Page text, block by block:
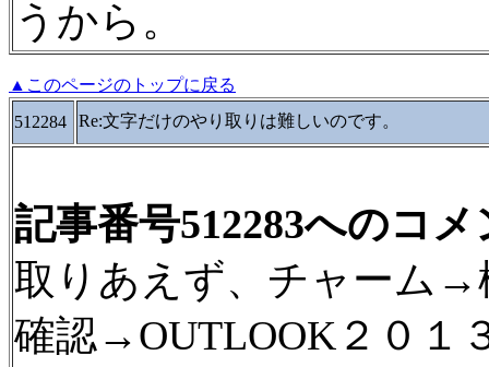
うから。
▲このページのトップに戻る
512284
Re:文字だけのやり取りは難しいのです。
記事番号512283へのコメ
取りあえず、チャーム
確認→OUTLOOK２０１